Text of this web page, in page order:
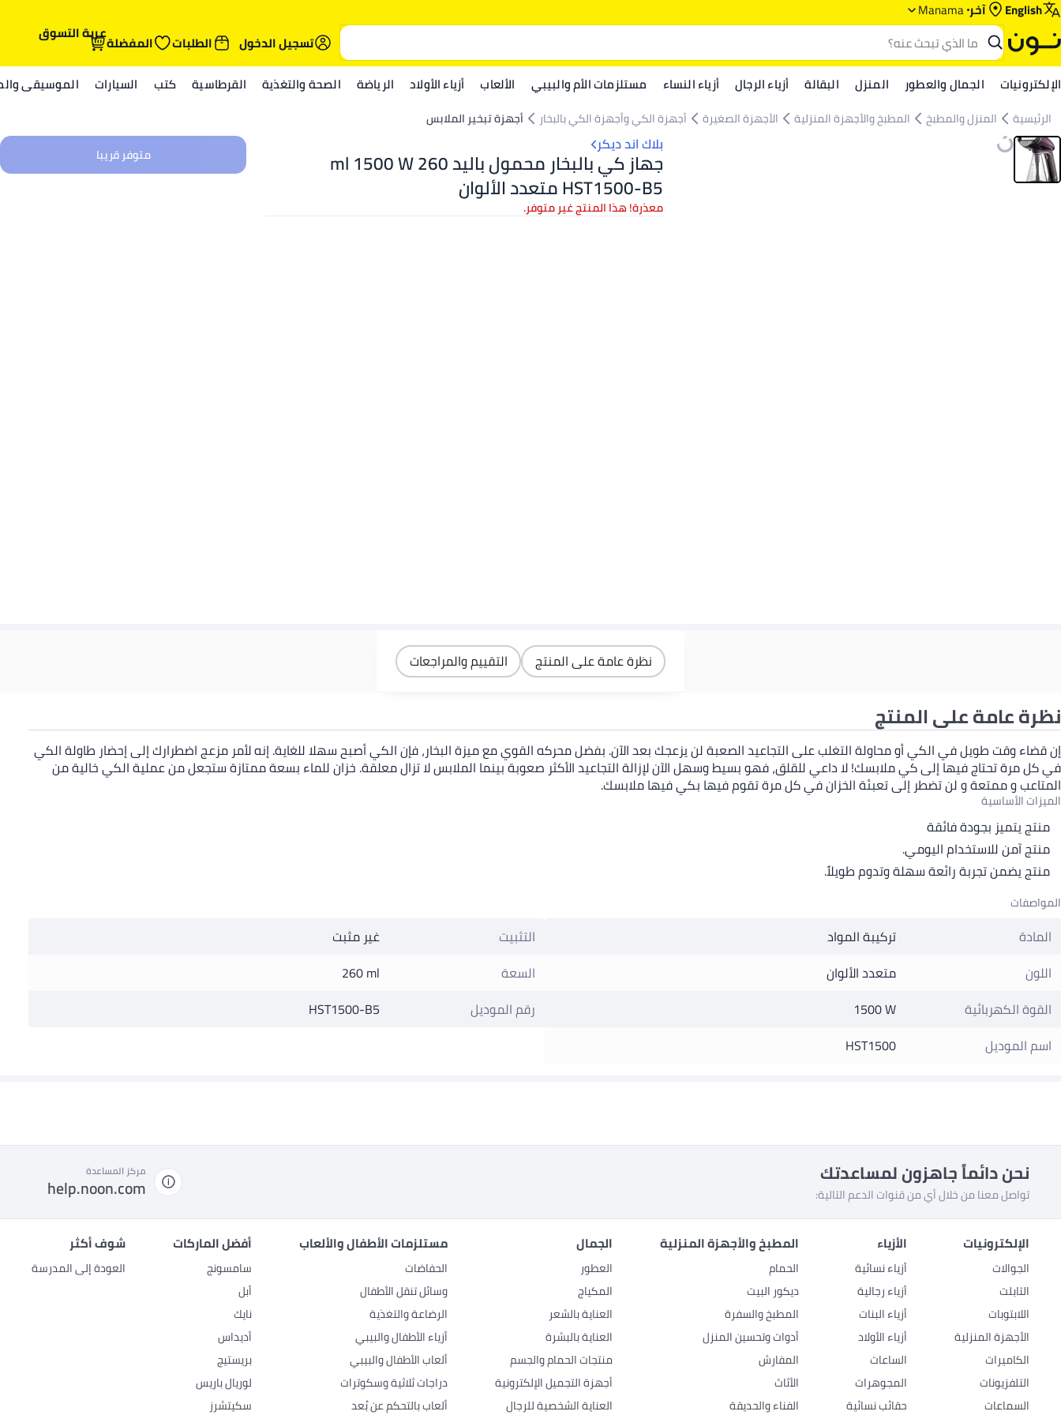
English آخر Manama
تسجيل الدخول
الطلبات المفضلةعربة التسوق
الإلكترونيات الجمال والعطور المنزل البقالة أزياء الرجال أزياء النساء مستلزمات الأم والبيبي الألعاب أزياء الأولاد الرياضة الصحة والتغذية القرطاسية كتب السيارات الموسيقى
الرئيسية المنزل والمطبخ المطبخ والأجهزة المنزلية الأجهزة الصغيرة أجهزة الكي وأجهزة الكي بالبخار أجهزة تبخير الملابس
بلاك اند ديكر
جهاز كي بالبخار محمول باليد 260 ml 1500 W
HST1500-B5 متعدد الألوان
معذرة! هذا المنتج غير متوفر.
متوفر قريبا
نظرة عامة على المنتج التقييم والمراجعات
نظرة عامة على المنتج
إن قضاء وقت طويل في الكي أو محاولة التغلب على التجاعيد الصعبة لن يزعجك بعد الآن. بفضل محركه القوي مع ميزة البخار، فإن الكي أصبح سهلا للغاية. إنه لأمر مزعج اضطرارك إلى إحضار طاولة الكي
في كل مرة تحتاج فيها إلى كي ملابسك! لا داعي للقلق، فهو بسيط وسهل الآن لإزالة التجاعيد الأكثر صعوبة بينما الملابس لا تزال معلقة. خزان للماء بسعة ممتازة ستجعل من عملية الكي خالية من
المتاعب و ممتعة و لن تضطر إلى تعبئة الخزان في كل مرة تقوم فيها بكي فيها ملابسك.
الميزات الأساسية
منتج يتميز بجودة فائقة
منتج آمن للاستخدام اليومي.
منتج يضمن تجربة رائعة سهلة وتدوم طويلاً.
المواصفات
المادة
تركيبة المواد
اللون
متعدد الألوان
القوة الكهربائية
1500 W
اسم الموديل
HST1500
التثبيت
غير مثبت
السعة
260 ml
رقم الموديل
HST1500-B5
نحن دائماً جاهزون لمساعدتك
تواصل معنا من خلال أي من قنوات الدعم التالية:
مركز المساعدة
help.noon.com
الإلكترونيات
الجوالات
التابلت
اللابتوبات
الأجهزة المنزلية
الكاميرات
التلفزيونات
السماعات
الأزياء
أزياء نسائية
أزياء رجالية
أزياء البنات
أزياء الأولاد
الساعات
المجوهرات
حقائب نسائية
المطبخ والأجهزة المنزلية
الحمام
ديكور البيت
المطبخ والسفرة
أدوات وتحسين المنزل
المفارش
الأثاث
الفناء والحديقة
الجمال
العطور
المكياج
العناية بالشعر
العناية بالبشرة
منتجات الحمام والجسم
أجهزة التجميل الإلكترونية
العناية الشخصية للرجال
مستلزمات الأطفال والألعاب
الحفاضات
وسائل تنقل الأطفال
الرضاعة والتغذية
أزياء الأطفال والبيبي
ألعاب الأطفال والبيبي
دراجات ثلاثية وسكوترات
ألعاب بالتحكم عن بُعد
أفضل الماركات
سامسونج
أبل
نايك
أديداس
بريستيج
لوريال باريس
سكيتشرز
شوف أكثر
العودة إلى المدرسة